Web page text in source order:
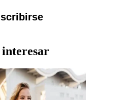
interesar